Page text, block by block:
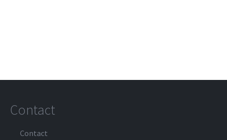
Contact
Contact